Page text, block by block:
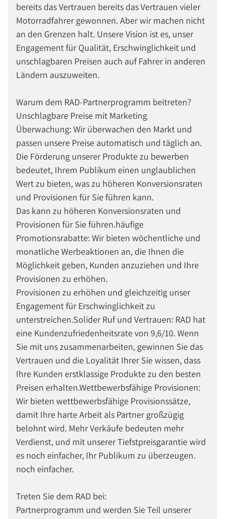
bereits das Vertrauen bereits das Vertrauen vieler
Motorradfahrer gewonnen. Aber wir machen nicht
an den Grenzen halt. Unsere Vision ist es, unser
Engagement für Qualität, Erschwinglichkeit und
unschlagbaren Preisen auch auf Fahrer in anderen
Ländern auszuweiten.
Warum dem RAD-Partnerprogramm beitreten?
Unschlagbare Preise mit Marketing
Überwachung: Wir überwachen den Markt und
passen unsere Preise automatisch und täglich an.
Die Förderung unserer Produkte zu bewerben
bedeutet, Ihrem Publikum einen unglaublichen
Wert zu bieten, was zu höheren Konversionsraten
und Provisionen für Sie führen kann.
Das kann zu höheren Konversionsraten und
Provisionen für Sie führen.häufige
Promotionsrabatte: Wir bieten wöchentliche und
monatliche Werbeaktionen an, die Ihnen die
Möglichkeit geben, Kunden anzuziehen und Ihre
Provisionen zu erhöhen.
Provisionen zu erhöhen und gleichzeitig unser
Engagement für Erschwinglichkeit zu
unterstreichen.Solider Ruf und Vertrauen: RAD hat
eine Kundenzufriedenheitsrate von 9,6/10. Wenn
Sie mit uns zusammenarbeiten, gewinnen Sie das
Vertrauen und die Loyalität Ihrer Sie wissen, dass
Ihre Kunden erstklassige Produkte zu den besten
Preisen erhalten.Wettbewerbsfähige Provisionen:
Wir bieten wettbewerbsfähige Provisionssätze,
damit Ihre harte Arbeit als Partner großzügig
belohnt wird. Mehr Verkäufe bedeuten mehr
Verdienst, und mit unserer Tiefstpreisgarantie wird
es noch einfacher, Ihr Publikum zu überzeugen.
noch einfacher.
Treten Sie dem RAD bei:
Partnerprogramm und werden Sie Teil unserer